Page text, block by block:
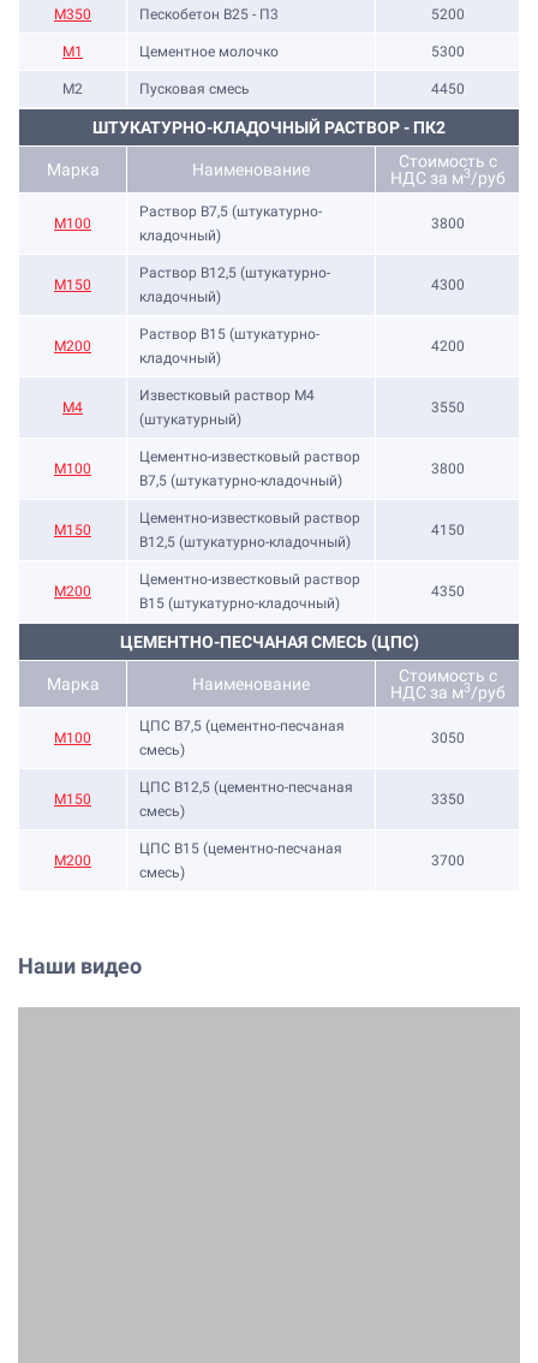
М350 Пескобетон В25 - П3 5200
М1 Цементное молочко 5300
М2 Пусковая смесь 4450
ШТУКАТУРНО-КЛАДОЧНЫЙ РАСТВОР - ПК2
Марка Наименование
Стоимость с
НДС за м3/руб
М100
Раствор B7,5 (штукатурно-
кладочный)
3800
М150
Раствор B12,5 (штукатурно-
кладочный)
4300
М200
Раствор B15 (штукатурно-
кладочный)
4200
М4
Известковый раствор М4
(штукатурный)
3550
М100
Цементно-известковый раствор
B7,5 (штукатурно-кладочный)
3800
М150
Цементно-известковый раствор
B12,5 (штукатурно-кладочный)
4150
М200
Цементно-известковый раствор
B15 (штукатурно-кладочный)
4350
ЦЕМЕНТНО-ПЕСЧАНАЯ СМЕСЬ (ЦПС)
Марка Наименование
Стоимость с
НДС за м3/руб
М100
ЦПС В7,5 (цементно-песчаная
смесь)
3050
М150
ЦПС В12,5 (цементно-песчаная
смесь)
3350
М200
ЦПС В15 (цементно-песчаная
смесь)
3700
Наши видео